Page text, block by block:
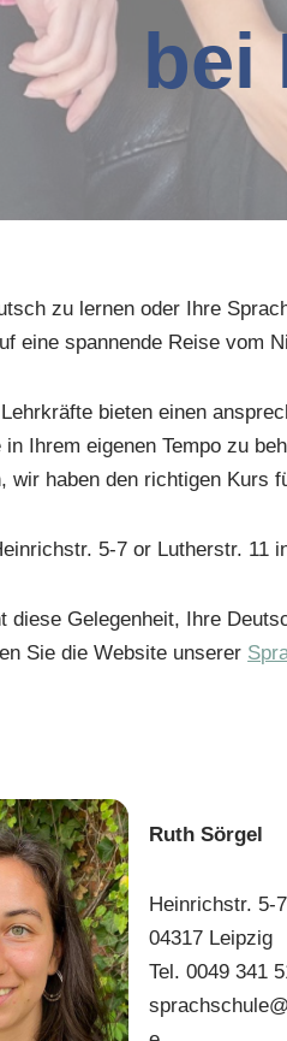
bei
zu lernen oder Ihre
eine spannende Reise vom
bieten einen
in Ihrem eigenen Tempo zu
wir haben den richtigen Kurs
5-7 or Lutherstr. 11
diese Gelegenheit, Ihre
Sie die Website unserer
Ruth Sörgel
Heinrichstr. 5-7
04317 Leipzig
Tel. 0049 341